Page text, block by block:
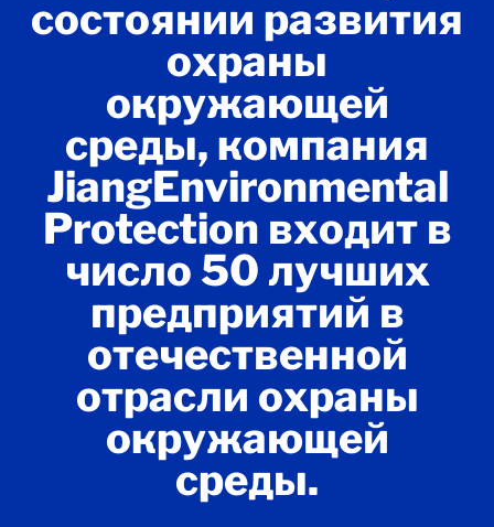
состоянии развития
охраны
окружающей
среды, компания
JiangEnvironmental
Protection входит в
число 50 лучших
предприятий в
отечественной
отрасли охраны
окружающей
среды.